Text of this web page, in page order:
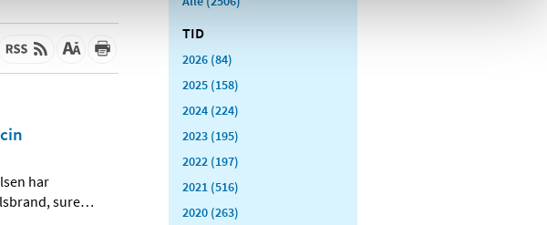
har
sure…
TID
2026 (84)
2025 (158)
2024 (224)
2023 (195)
2022 (197)
2021 (516)
2020 (263)